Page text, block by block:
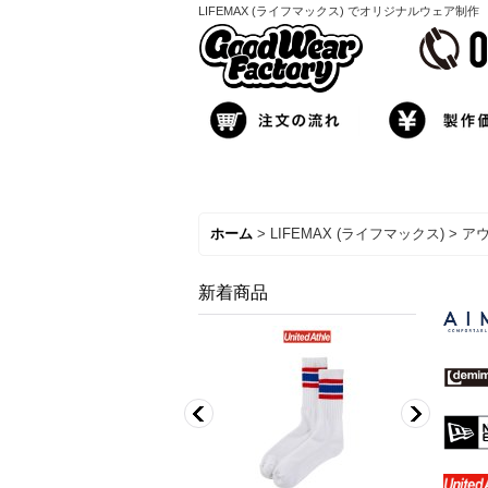
LIFEMAX (ライフマックス) でオリジナルウェア制作
ホーム > LIFEMAX (ライフマックス) > ア
新着商品